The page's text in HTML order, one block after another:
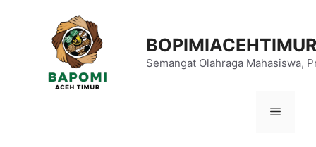
BOPIMIACEHTIMUR
Semangat Olahraga Mahasiswa,
Menu